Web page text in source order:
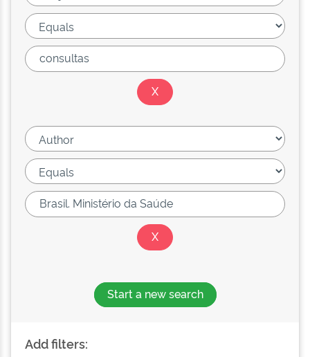
Start a new search
Add filters: